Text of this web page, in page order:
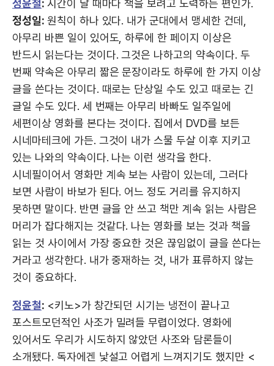
정윤철: 시간이 날 때마다 책을 보려고 노력하는 편인가.
정성일: 원칙이 하나 있다. 내가 군대에서 맹세한 건데,
아무리 바쁜 일이 있어도, 하루에 한 페이지 이상은
반드시 읽는다는 것이다. 그것은 나하고의 약속이다. 두
번째 약속은 아무리 짧은 문장이라도 하루에 한 가지 이상
글을 쓴다는 것이다. 때로는 단상일 수도 있고 때로는 긴
글일 수도 있다. 세 번째는 아무리 바빠도 일주일에
세편이상 영화를 본다는 것이다. 집에서 DVD를 보든
시네마테크에 가든. 그것이 내가 스물 두살 이후 지키고
있는 나와의 약속이다. 나는 이런 생각을 한다.
시네필이어서 영화만 계속 보는 사람이 있는데, 그러다
보면 사람이 바보가 된다. 어느 정도 거리를 유지하지
못하면 말이다. 반면 글을 안 쓰고 책만 계속 읽는 사람은
머리가 잡다해지는 것같다. 나는 영화를 보는 것과 책을
읽는 것 사이에서 가장 중요한 것은 끊임없이 글을 쓴다는
거라고 생각한다. 내가 중재하는 것, 내가 표류하지 않는
것이 중요하다.
정윤철: <키노>가 창간되던 시기는 냉전이 끝나고
포스트모던적인 사조가 밀려들 무렵이었다. 영화에
있어서도 우리가 시도하지 않았던 사조와 담론들이
소개됐다. 독자에겐 낯설고 어렵게 느껴지기도 했지만 <